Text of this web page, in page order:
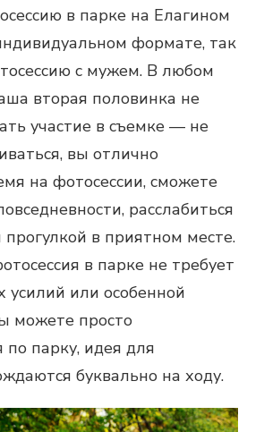
в парке на Елагином
формате, так
с мужем. В любом
вторая половинка не
участие в съемке — не
вы отлично
на фотосессии, сможете
расслабиться
прогулкой в приятном месте.
в парке не требует
усилий или особенной
можете просто
по парку, идея для
буквально на ходу.